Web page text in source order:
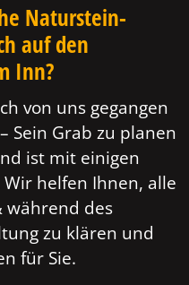
Naturstein-
auf den
Inn?
von uns gegangen
Sein Grab zu planen
ist mit einigen
helfen Ihnen, alle
während des
zu klären und
für Sie.